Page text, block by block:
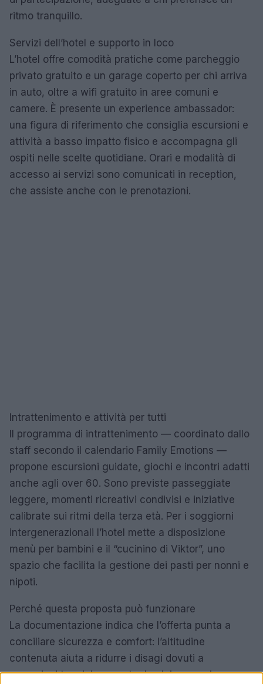
ritmo tranquillo.
Servizi dell’hotel e supporto in loco
L’hotel offre comodità pratiche come parcheggio
privato gratuito e un garage coperto per chi arriva
in auto, oltre a wifi gratuito in aree comuni e
camere. È presente un experience ambassador:
una figura di riferimento che consiglia escursioni e
attività a basso impatto fisico e accompagna gli
ospiti nelle scelte quotidiane. Orari e modalità di
accesso ai servizi sono comunicati in reception,
che assiste anche con le prenotazioni.
Intrattenimento e attività per tutti
Il programma di intrattenimento — coordinato dallo
staff secondo il calendario Family Emotions —
propone escursioni guidate, giochi e incontri adatti
anche agli over 60. Sono previste passeggiate
leggere, momenti ricreativi condivisi e iniziative
calibrate sui ritmi della terza età. Per i soggiorni
intergenerazionali l’hotel mette a disposizione
menù per bambini e il “cucinino di Viktor”, uno
spazio che facilita la gestione dei pasti per nonni e
nipoti.
Perché questa proposta può funzionare
La documentazione indica che l’offerta punta a
conciliare sicurezza e comfort: l’altitudine
contenuta aiuta a ridurre i disagi dovuti a
escursioni termiche, mentre la vicinanza ai